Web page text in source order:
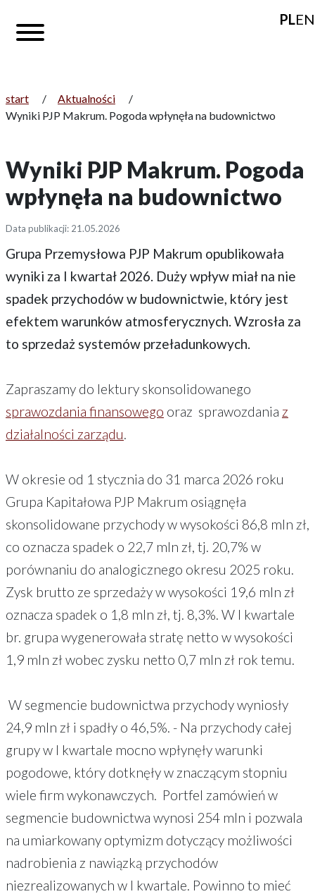
PLEN
start / Aktualności
/
Wyniki PJP Makrum. Pogoda wpłynęła na budownictwo
Wyniki PJP Makrum. Pogoda
wpłynęła na budownictwo
Data publikacji: 21.05.2026
Grupa Przemysłowa PJP Makrum opublikowała
wyniki za I kwartał 2026. Duży wpływ miał na nie
spadek przychodów w budownictwie, który jest
efektem warunków atmosferycznych. Wzrosła za
to sprzedaż systemów przeładunkowych.
Zapraszamy do lektury skonsolidowanego
sprawozdania finansowego oraz sprawozdania z
działalności zarządu.
W okresie od 1 stycznia do 31 marca 2026 roku
Grupa Kapitałowa PJP Makrum osiągnęła
skonsolidowane przychody w wysokości 86,8 mln zł,
co oznacza spadek o 22,7 mln zł, tj. 20,7% w
porównaniu do analogicznego okresu 2025 roku.
Zysk brutto ze sprzedaży w wysokości 19,6 mln zł
oznacza spadek o 1,8 mln zł, tj. 8,3%. W I kwartale
br. grupa wygenerowała stratę netto w wysokości
1,9 mln zł wobec zysku netto 0,7 mln zł rok temu.
W segmencie budownictwa przychody wyniosły
24,9 mln zł i spadły o 46,5%. - Na przychody całej
grupy w I kwartale mocno wpłynęły warunki
pogodowe, który dotknęły w znaczącym stopniu
wiele firm wykonawczych. Portfel zamówień w
segmencie budownictwa wynosi 254 mln i pozwala
na umiarkowany optymizm dotyczący możliwości
nadrobienia z nawiązką przychodów
niezrealizowanych w I kwartale. Powinno to mieć